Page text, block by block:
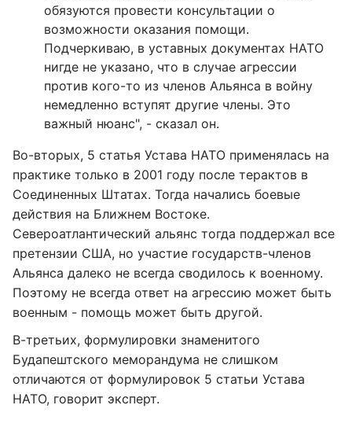
обязуются провести консультации о
возможности оказания помощи.
Подчеркиваю, в уставных документах НАТО
нигде не указано, что в случае агрессии
против кого-то из членов Альянса в войну
немедленно вступят другие члены. Это
важный нюанс", - сказал он.
Во-вторых, 5 статья Устава НАТО применялась на
практике только в 2001 году после терактов в
Соединенных Штатах. Тогда начались боевые
действия на Ближнем Востоке.
Североатлантический альянс тогда поддержал все
претензии США, но участие государств-членов
Альянса далеко не всегда сводилось к военному.
Поэтому не всегда ответ на агрессию может быть
военным - помощь может быть другой.
В-третьих, формулировки знаменитого
Будапештского меморандума не слишком
отличаются от формулировок 5 статьи Устава
НАТО, говорит эксперт.